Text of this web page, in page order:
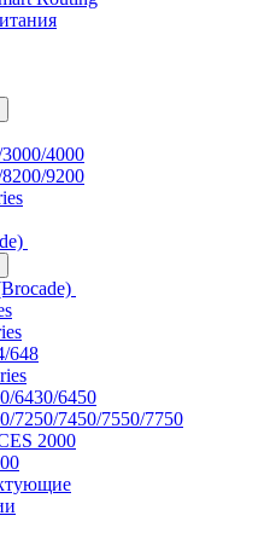
4000
9200
648
6430/6450
7250/7450/7550/7750
2000